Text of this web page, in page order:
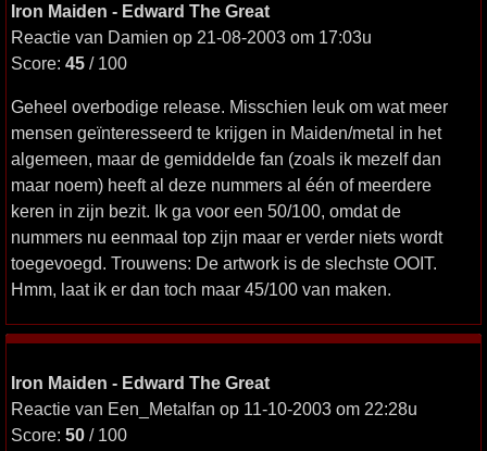
Iron Maiden - Edward The Great
Reactie van Damien op 21-08-2003 om 17:03u
Score: 45 / 100
Geheel overbodige release. Misschien leuk om wat meer
mensen geïnteresseerd te krijgen in Maiden/metal in het
algemeen, maar de gemiddelde fan (zoals ik mezelf dan
maar noem) heeft al deze nummers al één of meerdere
keren in zijn bezit. Ik ga voor een 50/100, omdat de
nummers nu eenmaal top zijn maar er verder niets wordt
toegevoegd. Trouwens: De artwork is de slechste OOIT.
Hmm, laat ik er dan toch maar 45/100 van maken.
Iron Maiden - Edward The Great
Reactie van Een_Metalfan op 11-10-2003 om 22:28u
Score: 50 / 100